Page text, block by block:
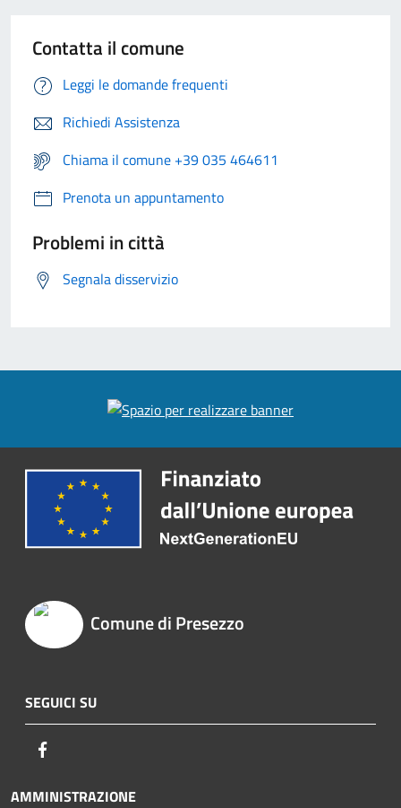
Contatta il comune
Leggi le domande frequenti
Richiedi Assistenza
Chiama il comune +39 035 464611
Prenota un appuntamento
Problemi in città
Segnala disservizio
Comune di Presezzo
SEGUICI SU
AMMINISTRAZIONE